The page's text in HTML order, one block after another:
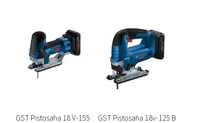
GST Pistosaha 18 V-155
GST Pistosaha 18v-125 B